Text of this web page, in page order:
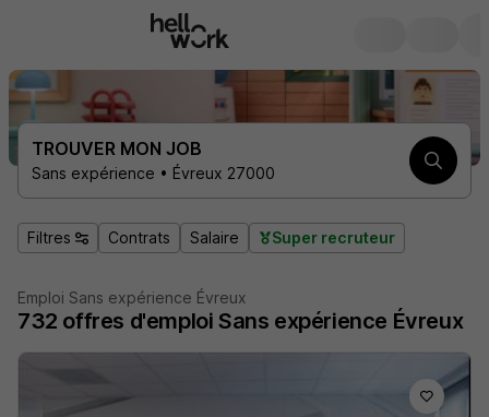
TROUVER MON JOB
Sans expérience • Évreux 27000
Filtres Contrats Salaire Super recruteur
Emploi Sans expérience Évreux
732 offres d'emploi Sans expérience Évreux